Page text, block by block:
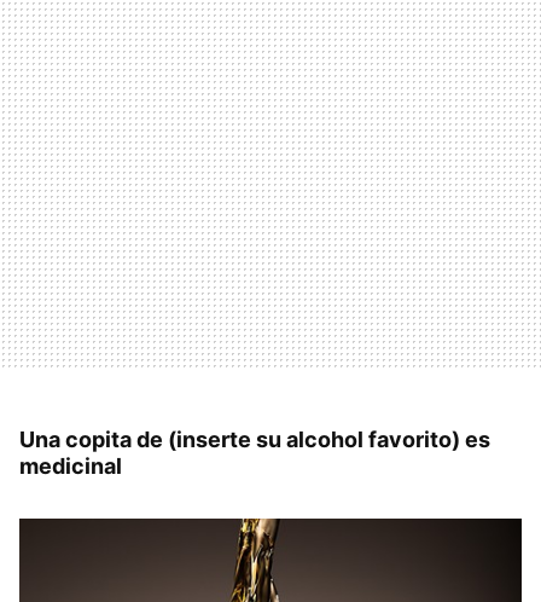
Una copita de (inserte su alcohol favorito) es
medicinal